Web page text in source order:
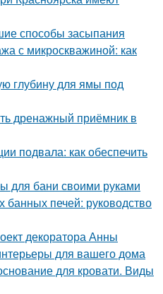
способы засыпания
с микроскважиной: как
глубину для ямы под
дренажный приёмник в
подвала: как обеспечить
для бани своими руками
банных печей: руководство
декоратора Анны
для вашего дома
для кровати. Виды